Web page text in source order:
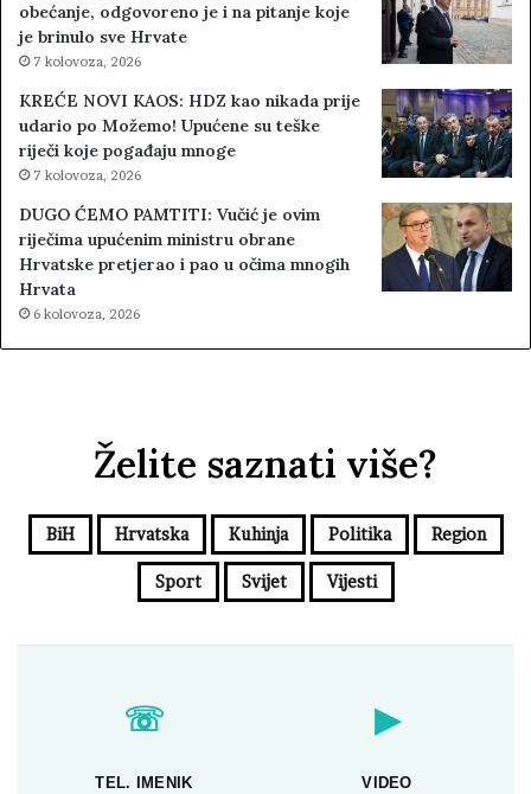
obećanje, odgovoreno je i na pitanje koje
je brinulo sve Hrvate
7 kolovoza, 2026
KREĆE NOVI KAOS: HDZ kao nikada prije
udario po Možemo! Upućene su teške
riječi koje pogađaju mnoge
7 kolovoza, 2026
DUGO ĆEMO PAMTITI: Vučić je ovim
riječima upućenim ministru obrane
Hrvatske pretjerao i pao u očima mnogih
Hrvata
6 kolovoza, 2026
Želite saznati više?
BiH Hrvatska Kuhinja Politika Region
Sport Svijet Vijesti
☏
TEL. IMENIK
▶
VIDEO